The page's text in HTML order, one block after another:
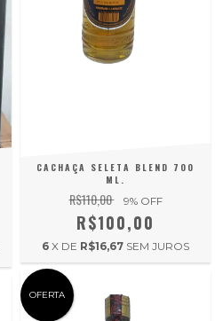
CACHAÇA SELETA BLEND 700
ML.
R$110,00 9% OFF
R$100,00
6 X DE R$16,67 SEM JUROS
OFERTA